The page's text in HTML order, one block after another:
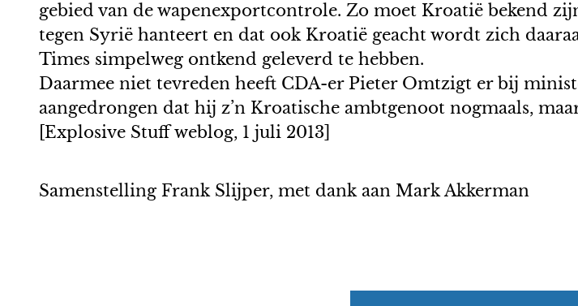
gebied van de wapenexportcontrole. Zo moet Kroatië bekend
tegen Syrië hanteert en dat ook Kroatië geacht wordt zich
Times simpelweg ontkend geleverd te hebben.
Daarmee niet tevreden heeft CDA-er Pieter Omtzigt er bij
aangedrongen dat hij z’n Kroatische ambtgenoot nogmaals,
[Explosive Stuff weblog, 1 juli 2013]
Samenstelling Frank Slijper, met dank aan Mark Akkerman